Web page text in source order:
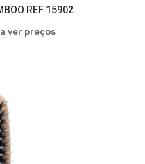
REF 15902
ver preços